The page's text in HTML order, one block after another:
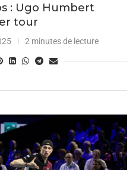
: Ugo Humbert
tour
2 minutes de lecture